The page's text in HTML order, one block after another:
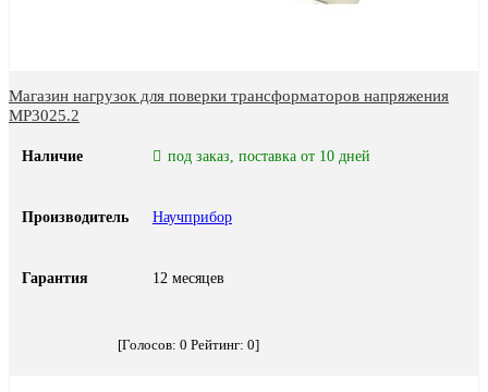
Магазин нагрузок для поверки трансформаторов напряжения
МР3025.2
Наличие под заказ, поставка от 10 дней
Производитель Научприбор
Гарантия 12 месяцев
[Голосов: 0 Рейтинг: 0]